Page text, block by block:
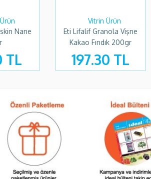
Nane
TL
Eti Lifalif Granola Vişne
Kakao Fındık 200gr
197.30 TL